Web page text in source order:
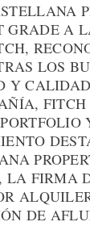
GRADE A
LOS
Y
FIRMA
DE